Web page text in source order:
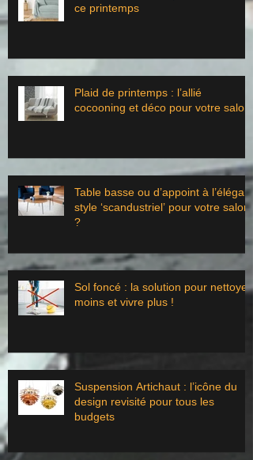
ce printemps
Plaid de printemps : l’allié
cocooning et déco pour votre salon
Table basse ou d’appoint à l’élégant
style ‘scandustriel’ pour votre salon
?
Sol foncé : la solution pour nettoyer
moins et vivre plus !
Suspension Artichaut : l’icône du
design revisité pour tous les
budgets